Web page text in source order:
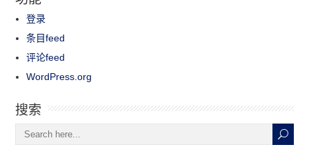
登录
条目feed
评论feed
WordPress.org
搜索